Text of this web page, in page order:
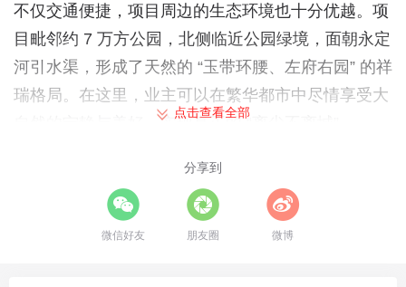
不仅交通便捷，项目周边的生态环境也十分优越。项
目毗邻约 7 万方公园，北侧临近公园绿境，面朝永定
河引水渠，形成了天然的 “玉带环腰、左府右园” 的祥
瑞格局。在这里，业主可以在繁华都市中尽情享受大
自然的宁静与美好，实现真正的 “离尘不离城”。
二、配套：全维生活圈，满足多元需求
：项目周边教育资源丰富，形成了幼小初全
龄教育链。东北方向有 12 年一贯制的北大附中石景
点击查看全部
分享到
微信好友 朋友圈 微博